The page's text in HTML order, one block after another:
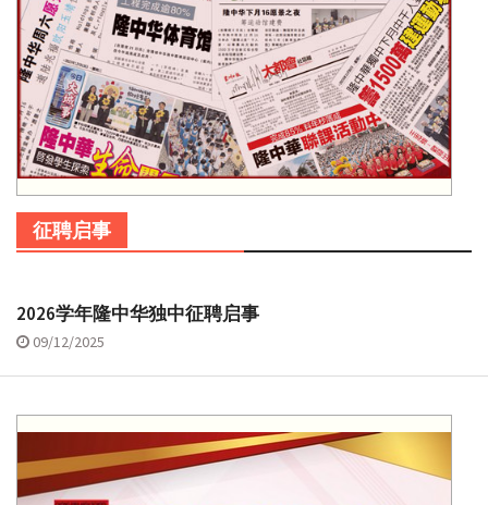
征聘启事
2026学年隆中华独中征聘启事
09/12/2025